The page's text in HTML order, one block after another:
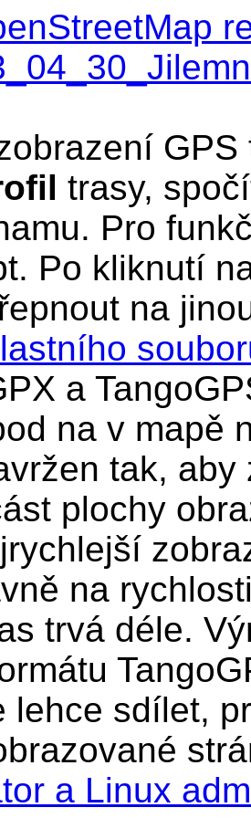
trasy,
Pro
Po kliknutí
na
a
na v mapě
tak,
plochy
na
trvá déle.
lehce sdílet,
a Linux